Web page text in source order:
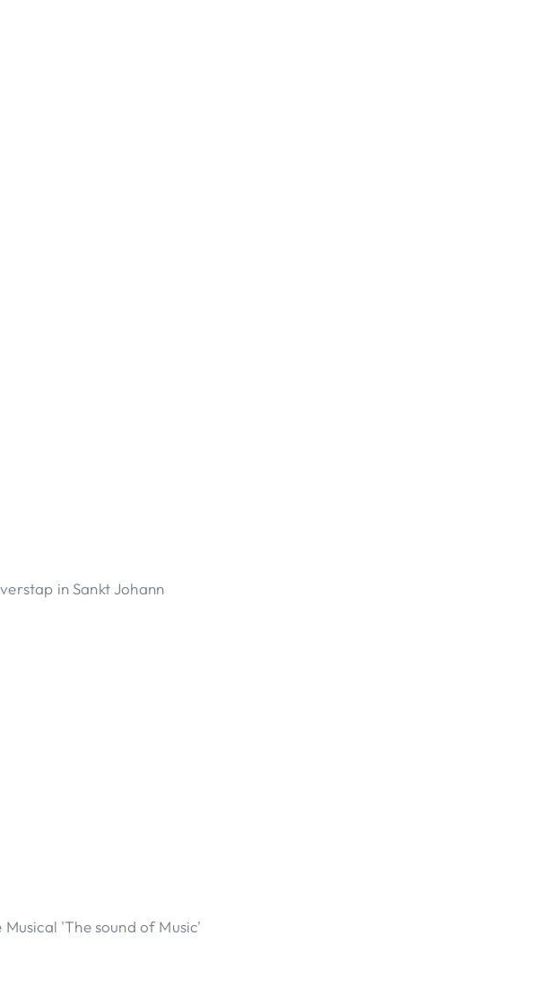
in Sankt Johann
'The sound of Music'